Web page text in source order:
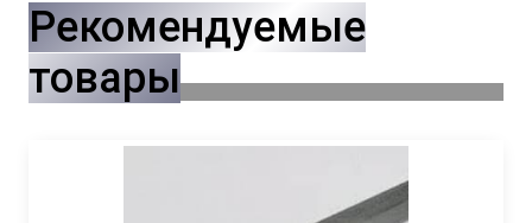
Рекомендуемые
товары